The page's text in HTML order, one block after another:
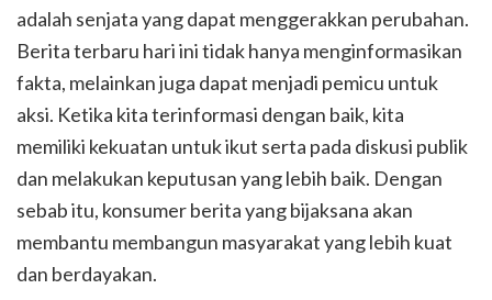
adalah senjata yang dapat menggerakkan perubahan.
Berita terbaru hari ini tidak hanya menginformasikan
fakta, melainkan juga dapat menjadi pemicu untuk
aksi. Ketika kita terinformasi dengan baik, kita
memiliki kekuatan untuk ikut serta pada diskusi publik
dan melakukan keputusan yang lebih baik. Dengan
sebab itu, konsumer berita yang bijaksana akan
membantu membangun masyarakat yang lebih kuat
dan berdayakan.